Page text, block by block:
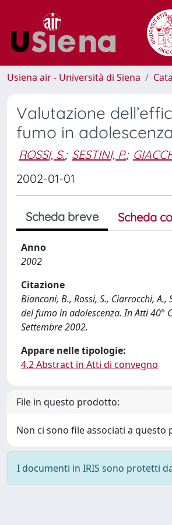
Usiena air - Università di Siena
Valutazione
fumo in adolescenza
ROSSI, S.; SESTINI, P.;
2002-01-01
Scheda breve Scheda
Anno
2002
Citazione
Bianconi, B., Rossi, S., Ciarrocchi,
del fumo in adolescenza. In Atti 40°
Settembre 2002.
Appare nelle tipologie:
4.2 Abstract in Atti di convegno
File in questo prodotto:
Non ci sono file associati a questo
I documenti in IRIS sono protetti